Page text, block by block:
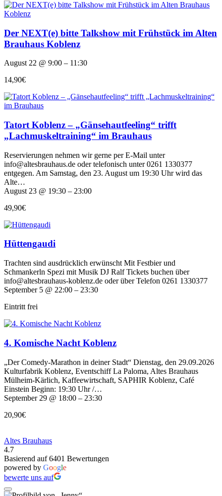
Der NEXT(e) bitte Talkshow mit Frühstück im Alten
Brauhaus Koblenz
August 22 @ 9:00 – 11:30
14,90€
Tatort Koblenz – „Gänsehautfeeling“ trifft
„Lachmuskeltraining“ im Brauhaus
Reservierungen nehmen wir gerne per E-Mail unter
info@altesbrauhaus.de oder telefonisch unter 0261 1330377
entgegen. Am Samstag, den 23. August um 19:30 Uhr wird das
Alte…
August 23 @ 19:30 – 23:00
49,90€
Hüttengaudi
Trachten sind ausdrücklich erwünscht Mit Festbier und
Schmankerln Spezi mit Musik DJ Ralf Tickets buchen über
info@altesbrauhaus-koblenz.de oder über Telefon 0261 1330377
September 5 @ 22:00 – 23:30
Eintritt frei
4. Komische Nacht Koblenz
„Der Comedy-Marathon in deiner Stadt“ Dienstag, den 29.09.2026
Kulturfabrik Koblenz, Eventschiff La Paloma, Altes Brauhaus
Mülheim-Kärlich, Kaffeewirtschaft, SAPHIR Koblenz, Café
Einstein Beginn: 19:30 Uhr /…
September 29 @ 18:00 – 23:30
20,90€
Altes Brauhaus
4.7
Basierend auf 6401 Bewertungen
powered by Google
bewerte uns auf